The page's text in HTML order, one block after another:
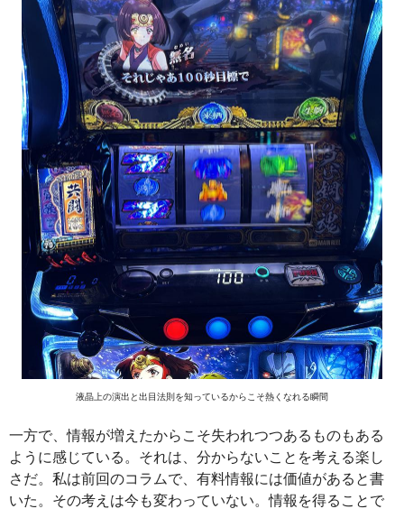
液晶上の演出と出目法則を知っているからこそ熱くなれる瞬間
一方で、情報が増えたからこそ失われつつあるものもある
ように感じている。それは、分からないことを考える楽し
さだ。私は前回のコラムで、有料情報には価値があると書
いた。その考えは今も変わっていない。情報を得ることで